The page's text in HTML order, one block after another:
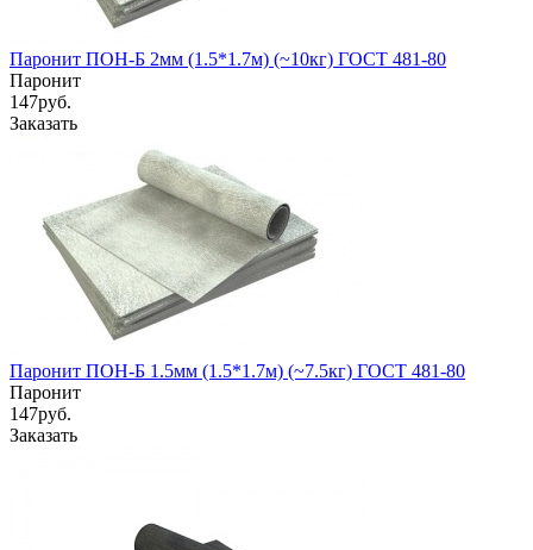
Паронит ПОН-Б 2мм (1.5*1.7м) (~10кг) ГОСТ 481-80
Паронит
147руб.
Заказать
Паронит ПОН-Б 1.5мм (1.5*1.7м) (~7.5кг) ГОСТ 481-80
Паронит
147руб.
Заказать